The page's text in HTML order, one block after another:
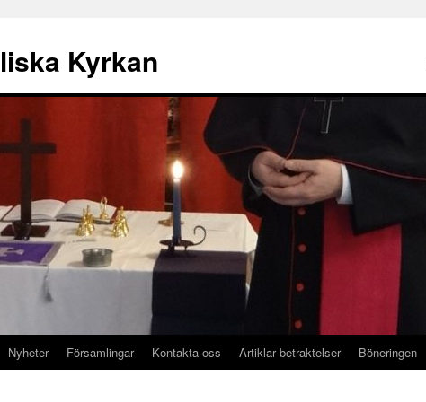
Kyrkan
Nyheter Församlingar Kontakta oss Artiklar betraktelser Böneringen